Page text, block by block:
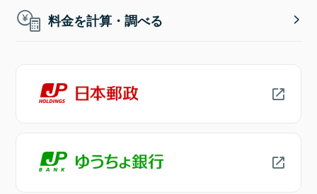
料金を計算・調べる